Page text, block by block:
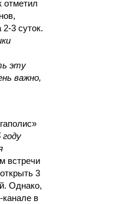
отметил
3 суток.
эту
важно,
году
встречи
3
Однако,
в